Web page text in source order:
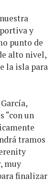
y
punto de
alto nivel,
la isla para
“con un
tramos
muy
finalizar